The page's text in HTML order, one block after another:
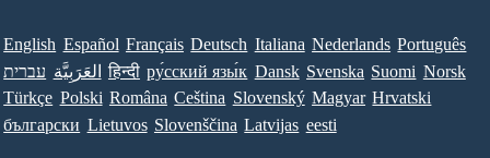
English Español Français Deutsch Italiana Nederlands Português
עברית العَرَبِيَّة हिन्दी ру́сский язы́к Dansk Svenska Suomi Norsk
Türkçe Polski Româna Ceština Slovenský Magyar Hrvatski
български Lietuvos Slovenščina Latvijas eesti